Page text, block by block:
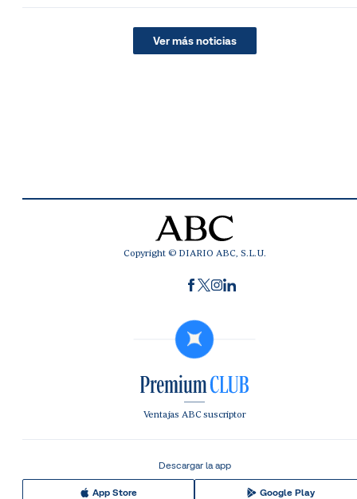
Ver más noticias
Copyright © DIARIO ABC, S.L.U.
Ventajas ABC suscriptor
Descargar la app
App Store Google Play